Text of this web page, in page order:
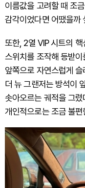
이름값을 고려할 때 조
감각이었다면 어땠을까
또한, 2열 VIP 시트의
스위치를 조작해 등받이
앞쪽으로 자연스럽게
더 뉴 그랜저는 방석이
솟아오르는 궤적을 그렸
개인적으로는 조금 불